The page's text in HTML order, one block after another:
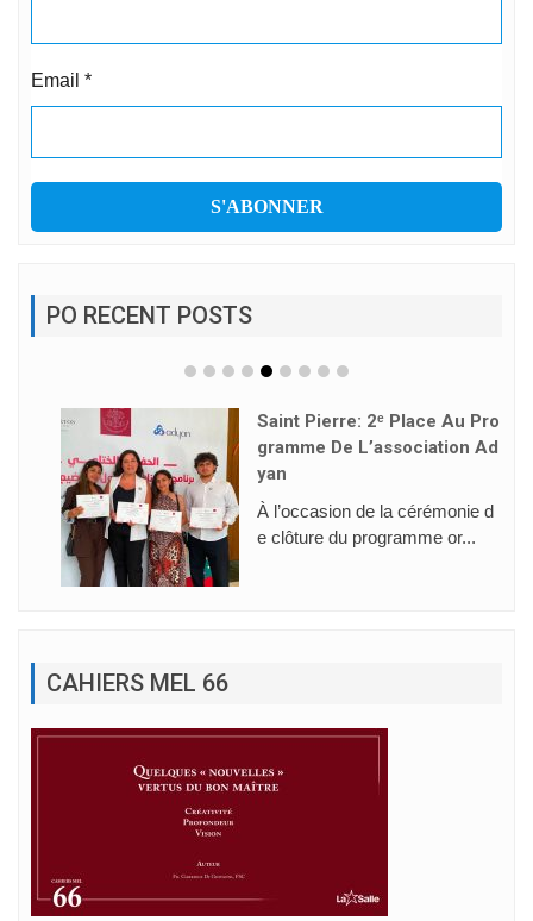
Email *
PO RECENT POSTS
Saint Pierre: 2ᵉ Place Au Pro
Gramme De L’association Ad
Yan
À l’occasion de la cérémonie d
e clôture du programme or...
CAHIERS MEL 66